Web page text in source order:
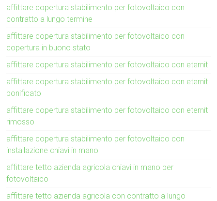
affittare copertura stabilimento per fotovoltaico con
contratto a lungo termine
affittare copertura stabilimento per fotovoltaico con
copertura in buono stato
affittare copertura stabilimento per fotovoltaico con eternit
affittare copertura stabilimento per fotovoltaico con eternit
bonificato
affittare copertura stabilimento per fotovoltaico con eternit
rimosso
affittare copertura stabilimento per fotovoltaico con
installazione chiavi in mano
affittare tetto azienda agricola chiavi in mano per
fotovoltaico
affittare tetto azienda agricola con contratto a lungo